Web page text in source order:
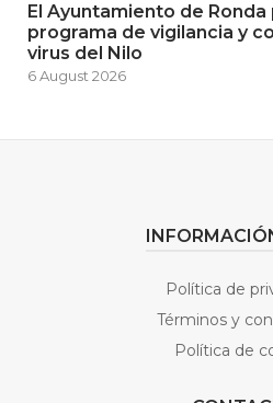
El Ayuntamiento de
programa de vigilancia y
virus del Nilo
6 August 2026
Política de
Términos y
Política de